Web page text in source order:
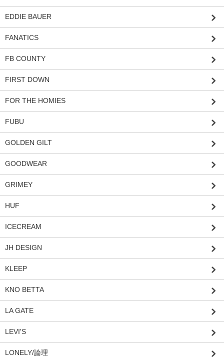
EDDIE BAUER
FANATICS
FB COUNTY
FIRST DOWN
FOR THE HOMIES
FUBU
GOLDEN GILT
GOODWEAR
GRIMEY
HUF
ICECREAM
JH DESIGN
KLEEP
KNO BETTA
LA GATE
LEVI'S
LONELY/論理